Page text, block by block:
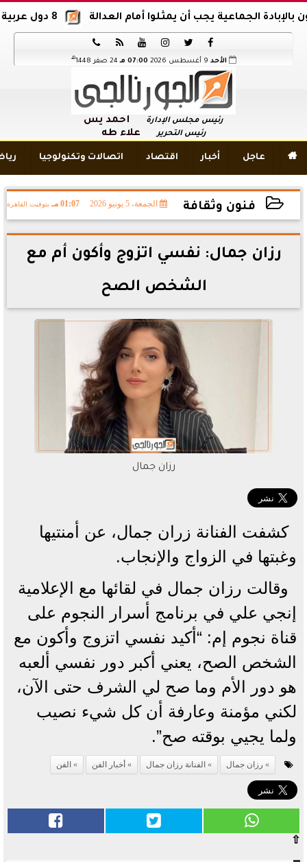
8 دول عربية وإسلامية تدين اقتحام المسجد الأقصى الجماعية يجب أن يمثلوا أمام العدالة






الأحد 07:00 مـ 24 صفر 1448 هـ
رئيس مجلس الإدارة أحمد يس
رئيس التحرير علاء طه
 عاجل أخبار اقتصاد اتصالات وتكنولوجيا
فنون وثقافة الجمعة، 5 يونيو 2026 01:07 مـ بتوقيت القاهرة
2026-06-05 13:07:13
رزان جمال: نفسي اتزوج وأكون أم مع
الشخص الصح
رزان جمال
كشفت الفنانة زران جمال، عن أمنتيها
وغبتها في الزواج والإنجاب.
وقالت رزان جمال في لقائها مع الإعلامية
إنجي علي في برنامج أسرار النجوم على
قناة نجوم إم: “أكيد نفسي اتزوج وأكون مع
الشخص الصح، يعني أكبر دور نفسي ألعبه
هو دور الأم وما صح لي الشرف حتى الآن،
لكني مؤمنة وعارفة أن كل شيء نصيب
ولما يجيي بوقته صح”.
رزان جمال الفنانة رزان جمال أخبار الفن الفن
⇧